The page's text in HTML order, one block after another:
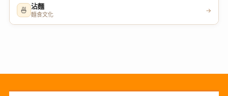
🍜 沾麵
麵食文化
→